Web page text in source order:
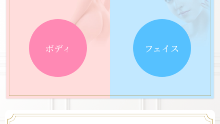
ボディ フェイス
【ボディ】
痩せたい部位は？
ふくらはぎ
以外
【ボディ】
触った感じは？
硬い 柔らかい
ぴったりのメニューは
ふくらはぎボツリヌストキシン注射
【ボディ】
ボリューム感は？
あり 部分
【ボディ】
ボリューム感は？
あり 部分
ぴったりのメニューは
【ボディ】
優先したいのは？
スピード 気持ちよさ
ぴったりのメニューは
テスラフォーマー
クールテック・ディファイン
ぴったりのメニューは
イタリアン・メソシェイプ
【フェイス】
痩せたい部位は？
エラ 頬・二重あご
ぴったりのメニューは
ボツリヌストキシン注射 （エラ・プチ小
【フェイス】
ボリューム感は？
かなりあり 部分
ぴったりのメニューは
【フェイス】
優先したいのは？
スピード 気持ち良さ
ぴったりのメニューは
小顔専用脂肪溶解注射メソシェイプフェイ
ぴったりのメニューは
クールテック・ディファイン